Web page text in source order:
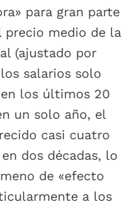
para gran parte
precio medio de la
(ajustado por
salarios solo
los últimos 20
un solo año, el
casi cuatro
dos décadas, lo
de «efecto
a los